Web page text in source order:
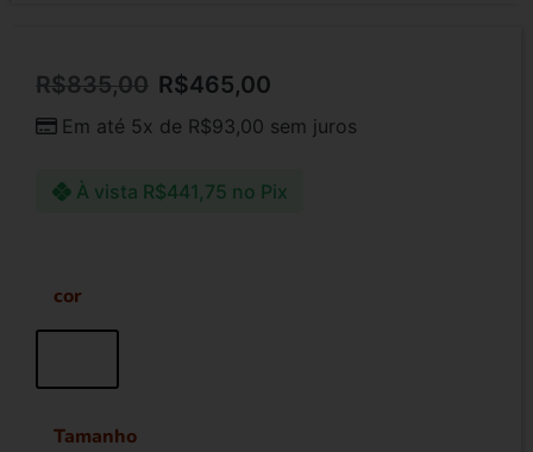
R$835,00 R$465,00
Em até 5x de R$93,00 sem juros
À vista R$441,75 no Pix
cor
Tamanho